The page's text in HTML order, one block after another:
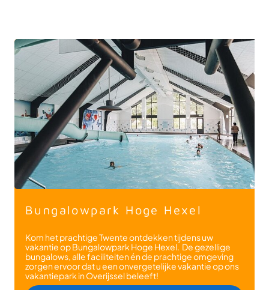
Bungalowpark Hoge Hexel
Kom het prachtige Twente ontdekken tijdens uw
vakantie op Bungalowpark Hoge Hexel. De gezellige
bungalows, alle faciliteiten én de prachtige omgeving
zorgen ervoor dat u een onvergetelijke vakantie op ons
vakantiepark in Overijssel beleeft!